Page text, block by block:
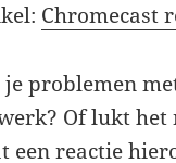
Chromecast
je problemen
Of lukt het
een reactie